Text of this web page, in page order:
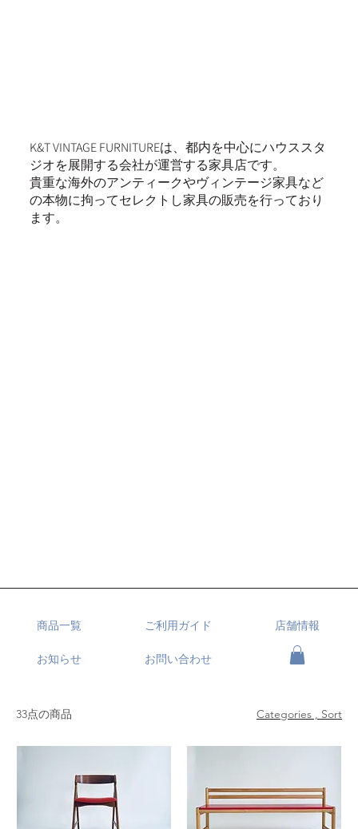
33点の商品 Categories , Sort
K&T VINTAGE FURNITUREは、都内を中心にハウススタ
ジオを展開する会社が運営する家具店です。
貴重な海外のアンティークやヴィンテージ家具など
の本物に拘ってセレクトし家具の販売を行っており
ます。
お問い合わせ
ご利用ガイド
お知らせ
店舗情報
商品一覧